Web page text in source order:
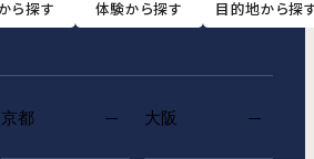
ら探す 体験から探す 目的地から探
京都 大阪